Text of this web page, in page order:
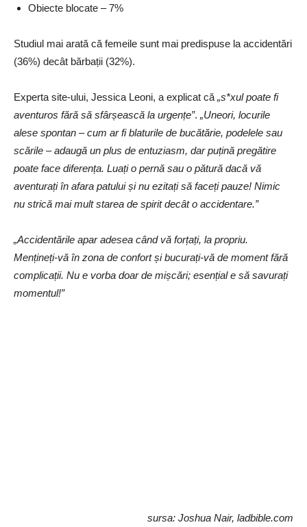
Obiecte blocate – 7%
Studiul mai arată că femeile sunt mai predispuse la accidentări
(36%) decât bărbații (32%).
Experta site-ului, Jessica Leoni, a explicat că „s*xul poate fi
aventuros fără să sfârșească la urgențe”. „Uneori, locurile
alese spontan – cum ar fi blaturile de bucătărie, podelele sau
scările – adaugă un plus de entuziasm, dar puțină pregătire
poate face diferența. Luați o pernă sau o pătură dacă vă
aventurați în afara patului și nu ezitați să faceți pauze! Nimic
nu strică mai mult starea de spirit decât o accidentare.”
„Accidentările apar adesea când vă forțați, la propriu.
Mențineți-vă în zona de confort și bucurați-vă de moment fără
complicații. Nu e vorba doar de mișcări; esențial e să savurați
momentul!”
sursa: Joshua Nair, ladbible.com